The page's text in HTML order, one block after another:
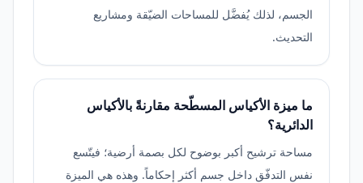
الجسم، لذلك يُفضَّل للمساحات الضيّقة ومشاريع
التحديث.
ما ميزة الأكياس المسطّحة مقارنةً بالأكياس
الدائرية؟
مساحة ترشيح أكبر بوضوح لكل بصمة أرضية؛ فيتّسع
نفس التدفّق داخل جسم أكثر إحكاماً. وهذه هي الميزة